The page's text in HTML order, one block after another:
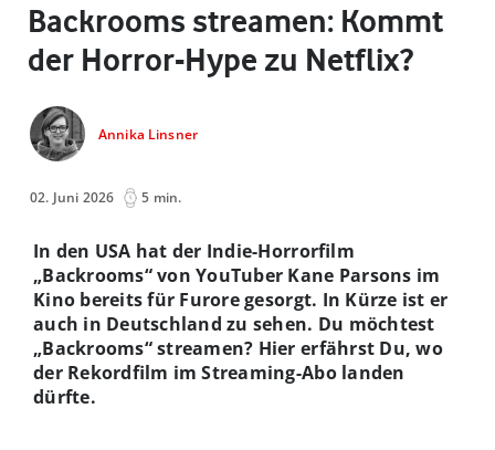
Backrooms streamen: Kommt
der Horror-Hype zu Netflix?
Annika Linsner
02. Juni 2026 5 min.
In den USA hat der Indie-Horrorfilm
„Backrooms“ von YouTuber Kane Parsons im
Kino bereits für Furore gesorgt. In Kürze ist er
auch in Deutschland zu sehen. Du möchtest
„Backrooms“ streamen? Hier erfährst Du, wo
der Rekordfilm im Streaming-Abo landen
dürfte.